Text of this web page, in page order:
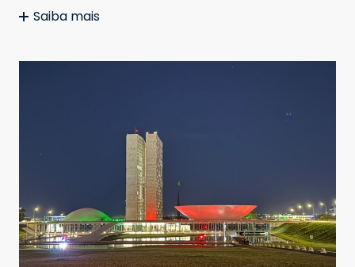
Saiba mais